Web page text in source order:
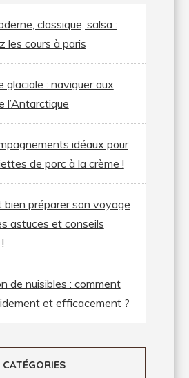
classique, salsa :
les cours à paris
glaciale : naviguer aux
l’Antarctique
idéaux pour
de porc à la crème !
bien préparer son voyage
astuces et conseils
de nuisibles : comment
et efficacement ?
CATÉGORIES